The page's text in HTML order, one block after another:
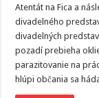
Atentát na Fica a
divadelného
divadelných
pozadí prebieha
parazitovanie na
hlúpi občania sa